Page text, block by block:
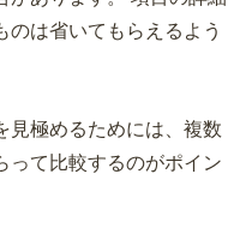
のは省いてもらえるよう
見極めるためには、複数
って比較するのがポイン